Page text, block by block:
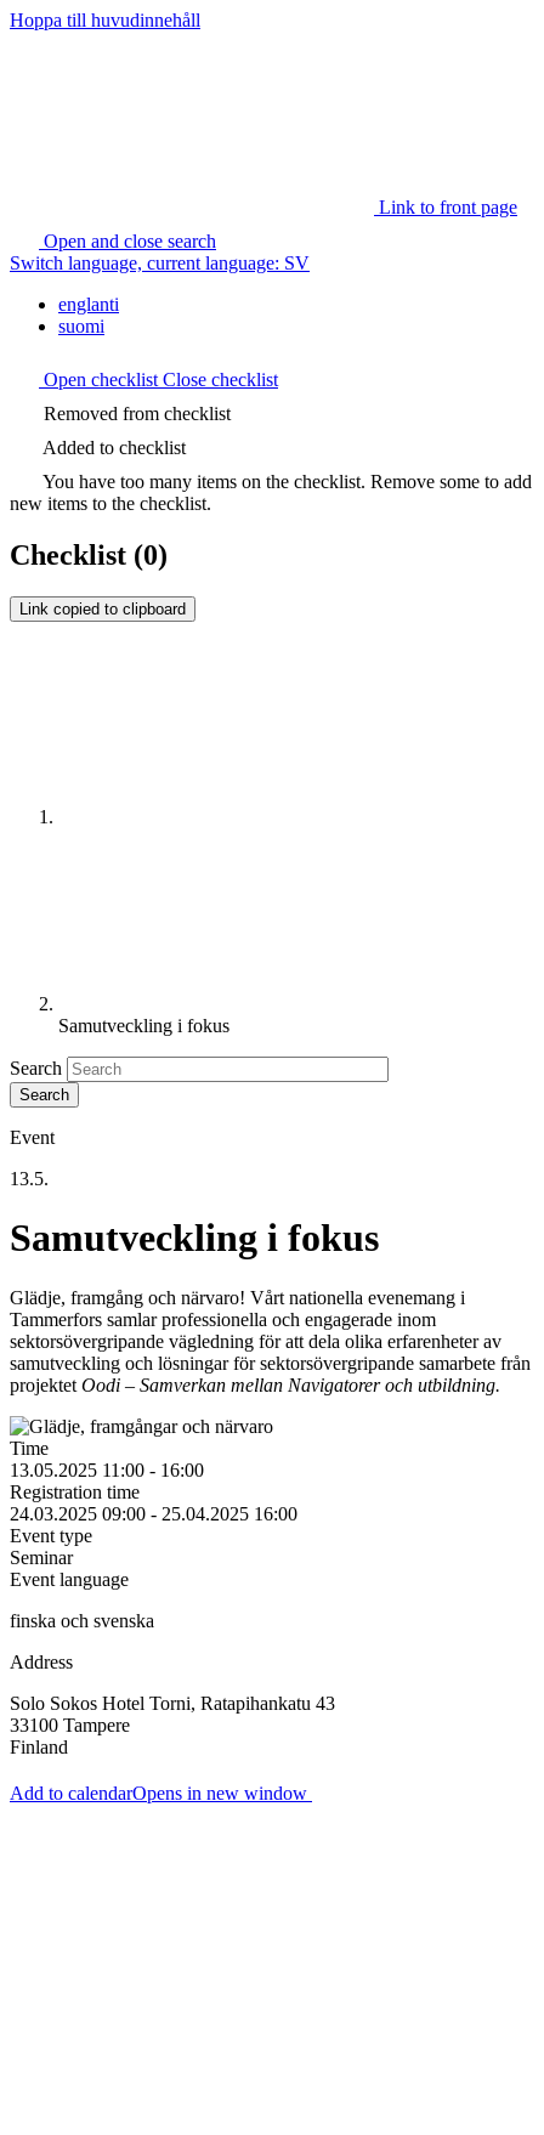
Hoppa till huvudinnehåll
Link to front page
Open and close search
Switch language, current language: SV
englanti
suomi
Open checklist Close checklist
Removed from checklist
Added to checklist
You have too many items on the checklist. Remove some to add
new items to the checklist.
Checklist (0)
Link copied to clipboard
Samutveckling i fokus
Search
Event
13.5.
Samutveckling i fokus
Glädje, framgång och närvaro! Vårt nationella evenemang i
Tammerfors samlar professionella och engagerade inom
sektorsövergripande vägledning för att dela olika erfarenheter av
samutveckling och lösningar för sektorsövergripande samarbete från
projektet Oodi – Samverkan mellan Navigatorer och utbildning.
Time
13.05.2025 11:00 - 16:00
Registration time
24.03.2025 09:00 - 25.04.2025 16:00
Event type
Seminar
Event language
finska och svenska
Address
Solo Sokos Hotel Torni, Ratapihankatu 43
33100 Tampere
Finland
Add to calendarOpens in new window